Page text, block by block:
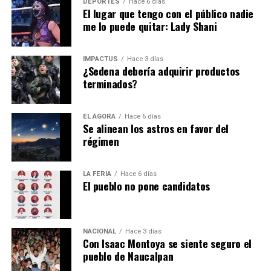
El lugar que tengo con el público nadie
me lo puede quitar: Lady Shani
IMPACTUS Hace 3 días
¿Sedena debería adquirir productos
terminados?
EL ÁGORA Hace 6 días
Se alinean los astros en favor del
régimen
LA FERIA Hace 6 días
El pueblo no pone candidatos
NACIONAL Hace 3 días
Con Isaac Montoya se siente seguro el
pueblo de Naucalpan